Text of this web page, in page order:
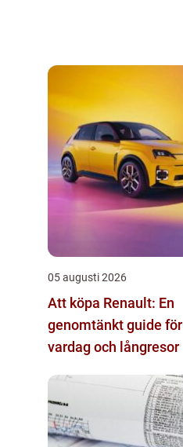
05 augusti 2026
Att köpa Renault: En
genomtänkt guide för
vardag och långresor